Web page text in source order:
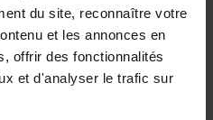
du site, reconnaître votre
et les annonces en
offrir des fonctionnalités
et d'analyser le trafic sur
les informations-clé
travers 10 questions-
vous offre une
astuces pratiques pour